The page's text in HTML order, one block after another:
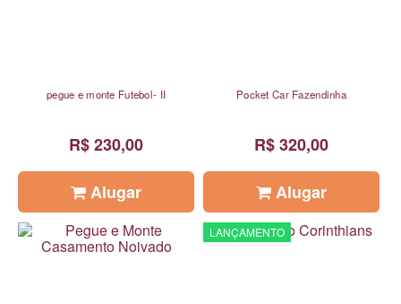
pegue e monte Futebol- II
R$ 230,00
Alugar
Pocket Car Fazendinha
R$ 320,00
Alugar
LANÇAMENTO